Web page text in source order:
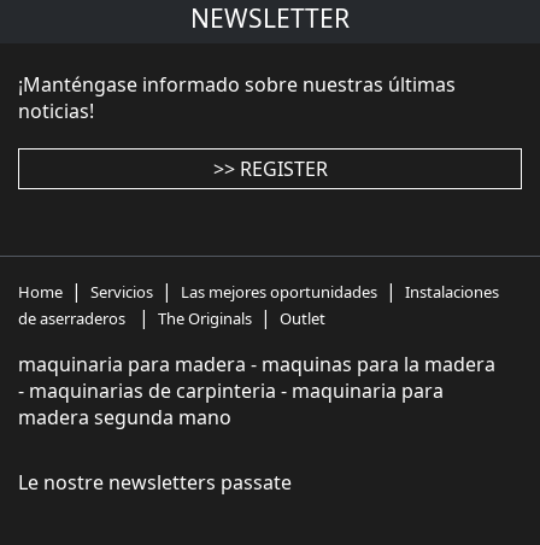
NEWSLETTER
¡Manténgase informado sobre nuestras últimas
noticias!
>> REGISTER
Home | Servicios | Las mejores oportunidades |
Instalaciones
de aserraderos
| The Originals | Outlet
maquinaria para madera - maquinas para la madera
- maquinarias de carpinteria - maquinaria para
madera segunda mano
Le nostre newsletters passate